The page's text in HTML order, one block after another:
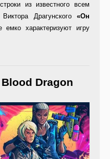
из известного всем
Драгунского «Он
емко характеризуют игру
Dragon